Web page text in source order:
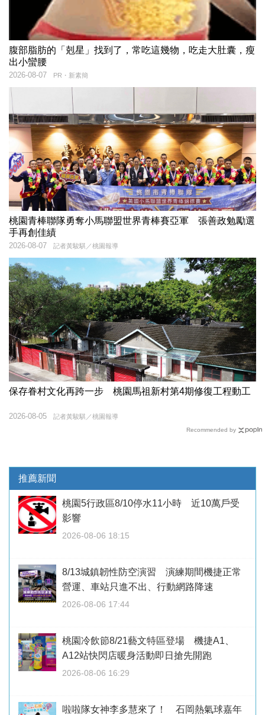
腹部脂肪的「剋星」找到了，常吃這幾物，吃走大肚囊，瘦
出小蠻腰
PR・新素簡
2026-08-07
桃園青棒聯隊勇奪小馬聯盟世界青棒賽亞軍 張善政勉勵選
手再創佳績
記者黃駿騏／桃園報導
2026-08-07
保存眷村文化再跨一步 桃園馬祖新村第4期修復工程動工
記者黃駿騏／桃園報導
2026-08-05
Recommended by
推薦新聞
桃園5行政區8/10停水11小時 近10萬戶受
影響
2026-08-06 18:15
8/13城鎮韌性防空演習 演練期間機捷正常
營運、車站只進不出、行動網路降速
2026-08-06 17:44
桃園冷飲節8/21藝文特區登場 機捷A1、
A12站快閃店暖身活動即日搶先開跑
2026-08-06 16:29
啦啦隊女神李多慧來了！ 石岡熱氣球嘉年